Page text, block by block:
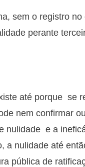
sem o registro
perante
até porque se
nem confirmar
nulidade e a
a nulidade até
pública de